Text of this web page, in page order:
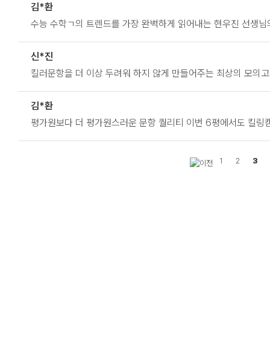
김*환
수능 수학ㄱ의 트렌드를 가장 완벽하게 읽어내는 현우진 선생
신*진
킬러문항을 더 이상 두려워 하지 않게 만들어주는 최상의 모의
김*환
평가원보다 더 평가원스러운 문항 퀄리티 이번 6평에서도 킬
1 2 3